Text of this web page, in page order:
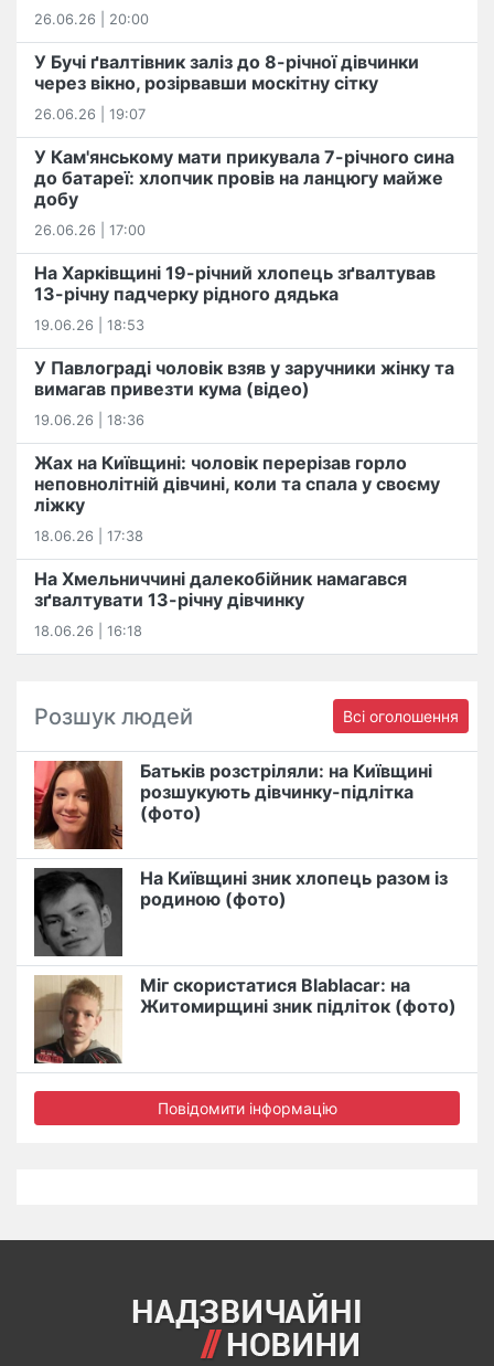
26.06.26 | 20:00
У Бучі ґвалтівник заліз до 8-річної дівчинки
через вікно, розірвавши москітну сітку
26.06.26 | 19:07
У Кам'янському мати прикувала 7-річного сина
до батареї: хлопчик провів на ланцюгу майже
добу
26.06.26 | 17:00
На Харківщині 19-річний хлопець​ ️зґвалтував
13-річну падчерку рідного дядька
19.06.26 | 18:53
У Павлограді чоловік взяв у заручники жінку та
вимагав привезти кума (відео)
19.06.26 | 18:36
Жах на Київщині: чоловік перерізав горло
неповнолітній дівчині, коли та спала у своєму
ліжку
18.06.26 | 17:38
На Хмельниччині далекобійник намагався
зґвалтувати 13-річну дівчинку
18.06.26 | 16:18
Розшук людей Всі оголошення
Батьків розстріляли: на Київщині
розшукують дівчинку-підлітка
(фото)
На Київщині зник хлопець разом із
родиною (фото)
Міг скористатися Blablacar: на
Житомирщині зник підліток (фото)
Повідомити інформацію